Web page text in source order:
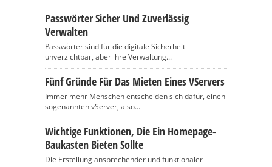
Passwörter Sicher Und Zuverlässig
Verwalten
Passwörter sind für die digitale Sicherheit
unverzichtbar, aber ihre Verwaltung...
Fünf Gründe Für Das Mieten Eines VServers
Immer mehr Menschen entscheiden sich dafür, einen
sogenannten vServer, also...
Wichtige Funktionen, Die Ein Homepage-
Baukasten Bieten Sollte
Die Erstellung ansprechender und funktionaler